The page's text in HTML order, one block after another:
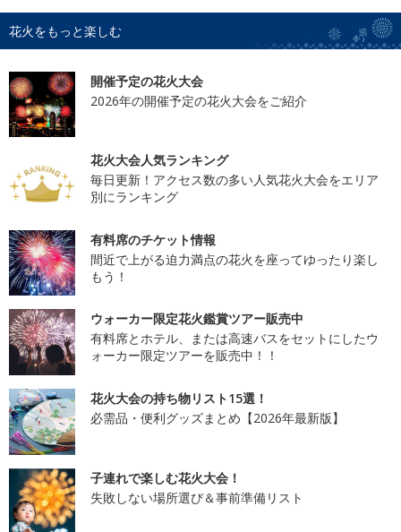
花火をもっと楽しむ
開催予定の花火大会
2026年の開催予定の花火大会をご紹介
花火大会人気ランキング
毎日更新！アクセス数の多い人気花火大会をエリア
別にランキング
有料席のチケット情報
間近で上がる迫力満点の花火を座ってゆったり楽し
もう！
ウォーカー限定花火鑑賞ツアー販売中
有料席とホテル、または高速バスをセットにしたウ
ォーカー限定ツアーを販売中！！
花火大会の持ち物リスト15選！
必需品・便利グッズまとめ【2026年最新版】
子連れで楽しむ花火大会！
失敗しない場所選び＆事前準備リスト